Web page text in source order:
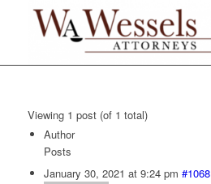
Viewing 1 post (of 1 total)
Author
Posts
January 30, 2021 at 9:24 pm #1068